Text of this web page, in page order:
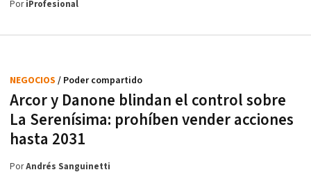
PoriProfesional
Arcor y Danone blindan el control sobre
La Serenísima: prohíben vender acciones
hasta 2031
NEGOCIOS / Poder compartido
PorAndrés Sanguinetti